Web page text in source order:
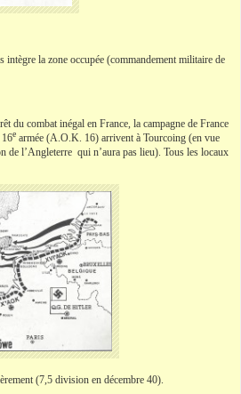
la zone occupée (commandement militaire de
du combat inégal en France, la campagne de France
16e armée (A.O.K. 16) arrivent à Tourcoing (en vue
de l’Angleterre qui n’aura pas lieu). Tous les locaux
(7,5 division en décembre 40).